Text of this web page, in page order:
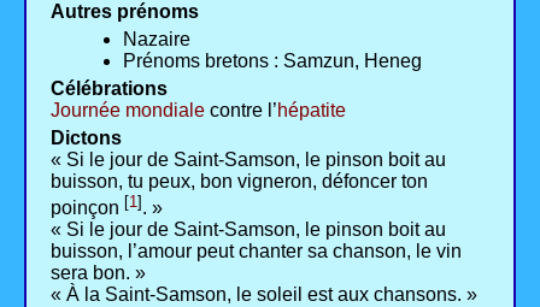
Autres prénoms
Nazaire
Prénoms bretons : Samzun, Heneg
Célébrations
Journée mondiale contre l’hépatite
Dictons
« Si le jour de Saint-Samson, le pinson boit au
buisson, tu peux, bon vigneron, défoncer ton
poinçon [1] . »
« Si le jour de Saint-Samson, le pinson boit au
buisson, l’amour peut chanter sa chanson, le vin
sera bon. »
« À la Saint-Samson, le soleil est aux chansons. »